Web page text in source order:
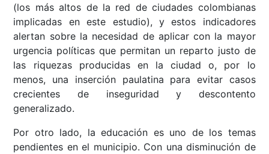
(los más altos de la red de ciudades colombianas
implicadas en este estudio), y estos indicadores
alertan sobre la necesidad de aplicar con la mayor
urgencia políticas que permitan un reparto justo de
las riquezas producidas en la ciudad o, por lo
menos, una inserción paulatina para evitar casos
crecientes de inseguridad y descontento
generalizado.
Por otro lado, la educación es uno de los temas
pendientes en el municipio. Con una disminución de